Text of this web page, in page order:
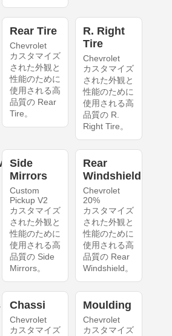
Rear Tire
Chevrolet
カスタマイズ
された外観と
性能のために
使用される高
品質の Rear
Tire。
R. Right
Tire
Chevrolet
カスタマイズ
された外観と
性能のために
使用される高
品質の R.
Right Tire。
Side
Mirrors
Custom
Pickup V2
カスタマイズ
された外観と
性能のために
使用される高
品質の Side
Mirrors。
Rear
Windshield
Chevrolet
20%
カスタマイズ
された外観と
性能のために
使用される高
品質の Rear
Windshield。
Chassi
Chevrolet
カスタマイズ
Moulding
Chevrolet
カスタマイズ